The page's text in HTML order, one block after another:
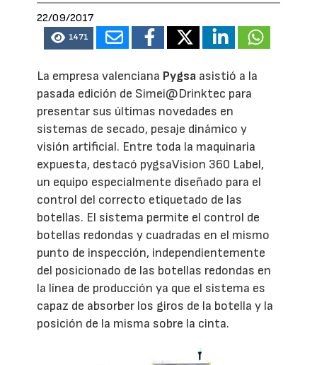
22/09/2017
1471
La empresa valenciana Pygsa asistió a la
pasada edición de Simei@Drinktec para
presentar sus últimas novedades en
sistemas de secado, pesaje dinámico y
visión artificial. Entre toda la maquinaria
expuesta, destacó pygsaVision 360 Label,
un equipo especialmente diseñado para el
control del correcto etiquetado de las
botellas. El sistema permite el control de
botellas redondas y cuadradas en el mismo
punto de inspección, independientemente
del posicionado de las botellas redondas en
la línea de producción ya que el sistema es
capaz de absorber los giros de la botella y la
posición de la misma sobre la cinta.